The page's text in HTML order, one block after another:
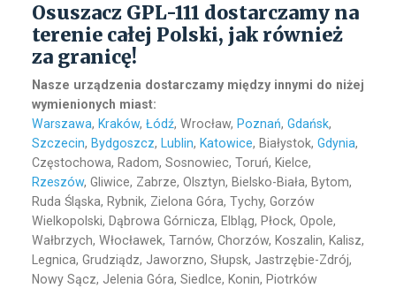
Osuszacz GPL-111 dostarczamy na
terenie całej Polski, jak również
za granicę!
Nasze urządzenia dostarczamy między innymi do niżej
wymienionych miast:
Warszawa, Kraków, Łódź, Wrocław, Poznań, Gdańsk,
Szczecin, Bydgoszcz, Lublin, Katowice, Białystok, Gdynia,
Częstochowa, Radom, Sosnowiec, Toruń, Kielce,
Rzeszów, Gliwice, Zabrze, Olsztyn, Bielsko-Biała, Bytom,
Ruda Śląska, Rybnik, Zielona Góra, Tychy, Gorzów
Wielkopolski, Dąbrowa Górnicza, Elbląg, Płock, Opole,
Wałbrzych, Włocławek, Tarnów, Chorzów, Koszalin, Kalisz,
Legnica, Grudziądz, Jaworzno, Słupsk, Jastrzębie-Zdrój,
Nowy Sącz, Jelenia Góra, Siedlce, Konin, Piotrków